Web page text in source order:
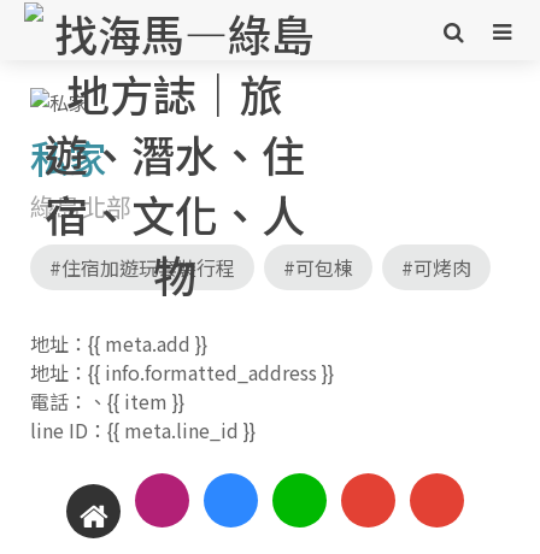
私家
綠島北部
#住宿加遊玩套裝行程 #可包棟 #可烤肉
地址：{{ meta.add }}
地址：{{ info.formatted_address }}
電話： 、 {{ item }}
line ID：{{ meta.line_id }}